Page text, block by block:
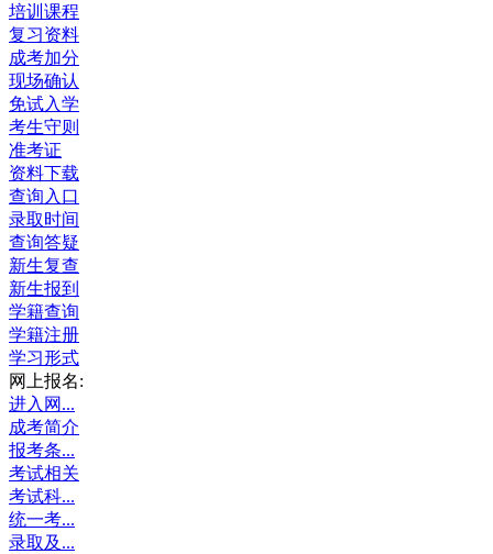
培训课程
复习资料
成考加分
现场确认
免试入学
考生守则
准考证
资料下载
查询入口
录取时间
查询答疑
新生复查
新生报到
学籍查询
学籍注册
学习形式
网上报名:
进入网...
成考简介
报考条...
考试相关
考试科...
统一考...
录取及...